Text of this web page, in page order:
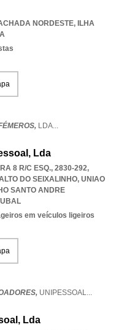
NORDESTE, ILHA
LDA...
Lda
8 R/C ESQ., 2830-292,
DO SEIXALINHO, UNIAO
SANTO ANDRE
em veículos ligeiros
UNIPESSOAL...
Lda